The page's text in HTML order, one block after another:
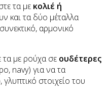
τα με κολιέ ή
και τα δύο μέταλλα
αρμονικό
με ρούχα σε ουδέτερες
navy) για να τα
γλυπτικό στοιχείο του